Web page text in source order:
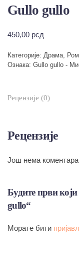
Gullo gullo
450,00 рсд
Категорије: Драма,
Ознака: Gullo gullo -
Рецензије (0)
Рецензије
Још нема
Будите први
gullo“
Морате бити